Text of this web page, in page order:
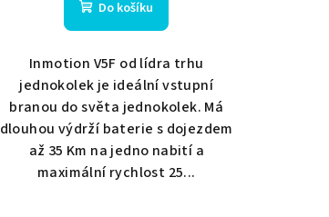
Do košíku
Inmotion V5F od lídra trhu
jednokolek je ideální vstupní
branou do světa jednokolek. Má
dlouhou výdrží baterie s dojezdem
až 35 Km na jedno nabití a
maximální rychlost 25...